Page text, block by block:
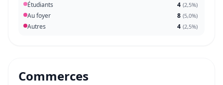
Étudiants 4 (2,5%)
Au foyer 8 (5,0%)
Autres 4 (2,5%)
Commerces